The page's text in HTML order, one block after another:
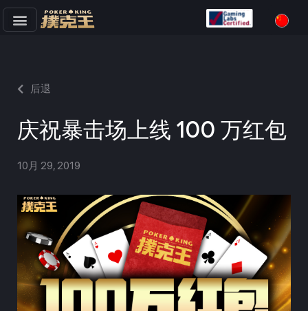
文
后退
庆祝暴击场上线 100 万红包
10月 29, 2019